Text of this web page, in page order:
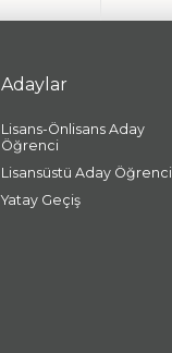
Adaylar
Lisans-Önlisans Aday
Öğrenci
Lisansüstü Aday Öğrenci
Yatay Geçiş